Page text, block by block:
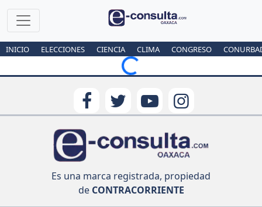
INICIO ELECCIONES CIENCIA CLIMA CONGRESO
Loading...
Es una marca registrada, propiedad
deCONTRACORRIENTE